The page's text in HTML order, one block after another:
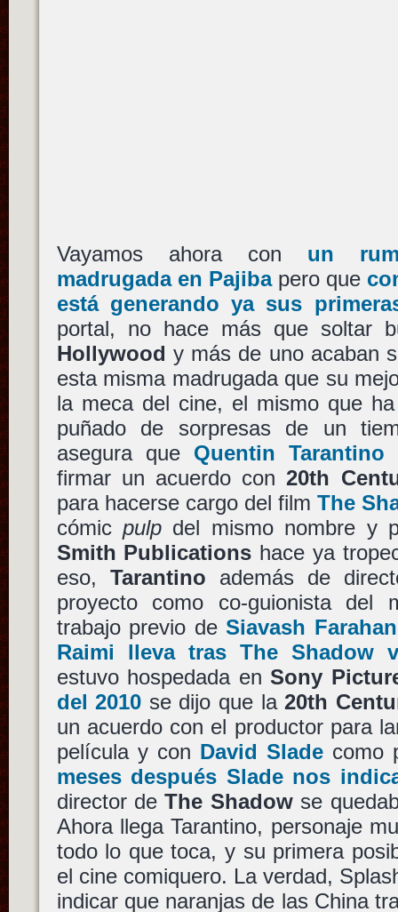
Vayamos ahora con un
madrugada en Pajibapero que
está generando ya sus
portal, no hace más que soltar
Hollywood y más de uno acaban
esta misma madrugada que su
la meca del cine, el mismo que
puñado de sorpresas de un
asegura que Quentin Tarantino
firmar un acuerdo con20th
para hacerse cargo del film The
cómic pulpdel mismo nombre y
Smith Publications hace ya
eso, Tarantino además de
proyecto como co-guionista del
trabajo previo deSiavash
Raimi lleva tras The Shadow
estuvo hospedada enSony
del 2010 se dijo que la20th
un acuerdo con el productor para
película y con David Sladecomo
meses después Slade nos
director deThe Shadowse
Ahora llega Tarantino, personaje
todo lo que toca, y su primera
el cine comiquero. La verdad,
indicar que naranjas de las China